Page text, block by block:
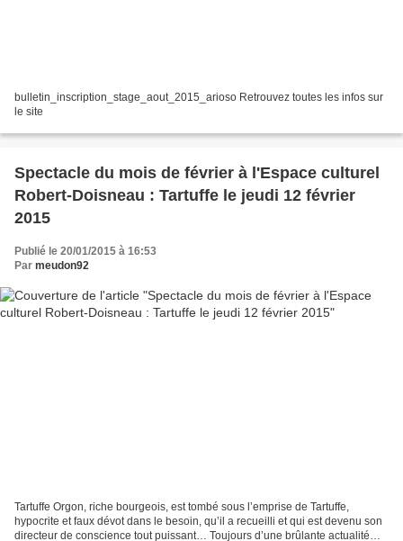
bulletin_inscription_stage_aout_2015_arioso Retrouvez toutes les infos sur
le site
Spectacle du mois de février à l'Espace culturel
Robert-Doisneau : Tartuffe le jeudi 12 février
2015
Publié le 20/01/2015 à 16:53
Par meudon92
Tartuffe Orgon, riche bourgeois, est tombé sous l’emprise de Tartuffe,
hypocrite et faux dévot dans le besoin, qu’il a recueilli et qui est devenu son
directeur de conscience tout puissant… Toujours d’une brûlante actualité